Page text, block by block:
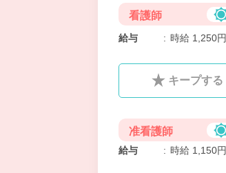
看護師
給与 : 時給 1,250円
キープする
准看護師
給与 : 時給 1,150円